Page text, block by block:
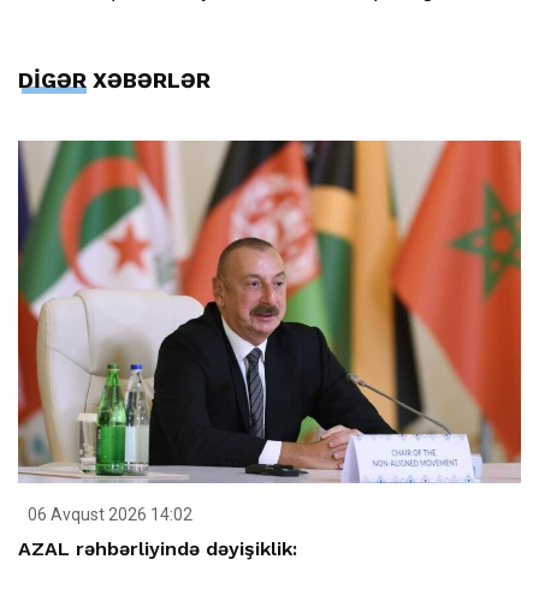
DİGƏR XƏBƏRLƏR
06 Avqust 2026 14:02
AZAL rəhbərliyində dəyişiklik: